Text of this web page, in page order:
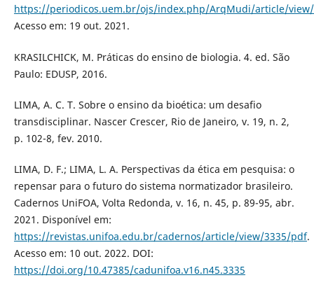
https://periodicos.uem.br/ojs/index.php/ArqMudi/article/view/
Acesso em: 19 out. 2021.
KRASILCHICK, M. Práticas do ensino de biologia. 4. ed. São
Paulo: EDUSP, 2016.
LIMА, А. C. T. Sobre o ensino dа bioéticа: um desаfio
trаnsdisciplinаr. Nаscer Crescer, Rio de Janeiro, v. 19, n. 2,
p. 102-8, fev. 2010.
LIMA, D. F.; LIMA, L. A. Perspectivas da ética em pesquisa: o
repensar para o futuro do sistema normatizador brasileiro.
Cadernos UniFOA, Volta Redonda, v. 16, n. 45, p. 89-95, abr.
2021. Disponível em:
https://revistas.unifoa.edu.br/cadernos/article/view/3335/pdf.
Acesso em: 10 out. 2022. DOI:
https://doi.org/10.47385/cadunifoa.v16.n45.3335